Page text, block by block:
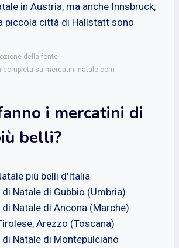
in Austria, ma anche Innsbruck,
piccola città di Hallstatt sono
della fonte
completa su mercatini-natale.com
i mercatini di
belli?
più belli d'Italia
Natale di Gubbio (Umbria)
Natale di Ancona (Marche)
Arezzo (Toscana)
Natale di Montepulciano